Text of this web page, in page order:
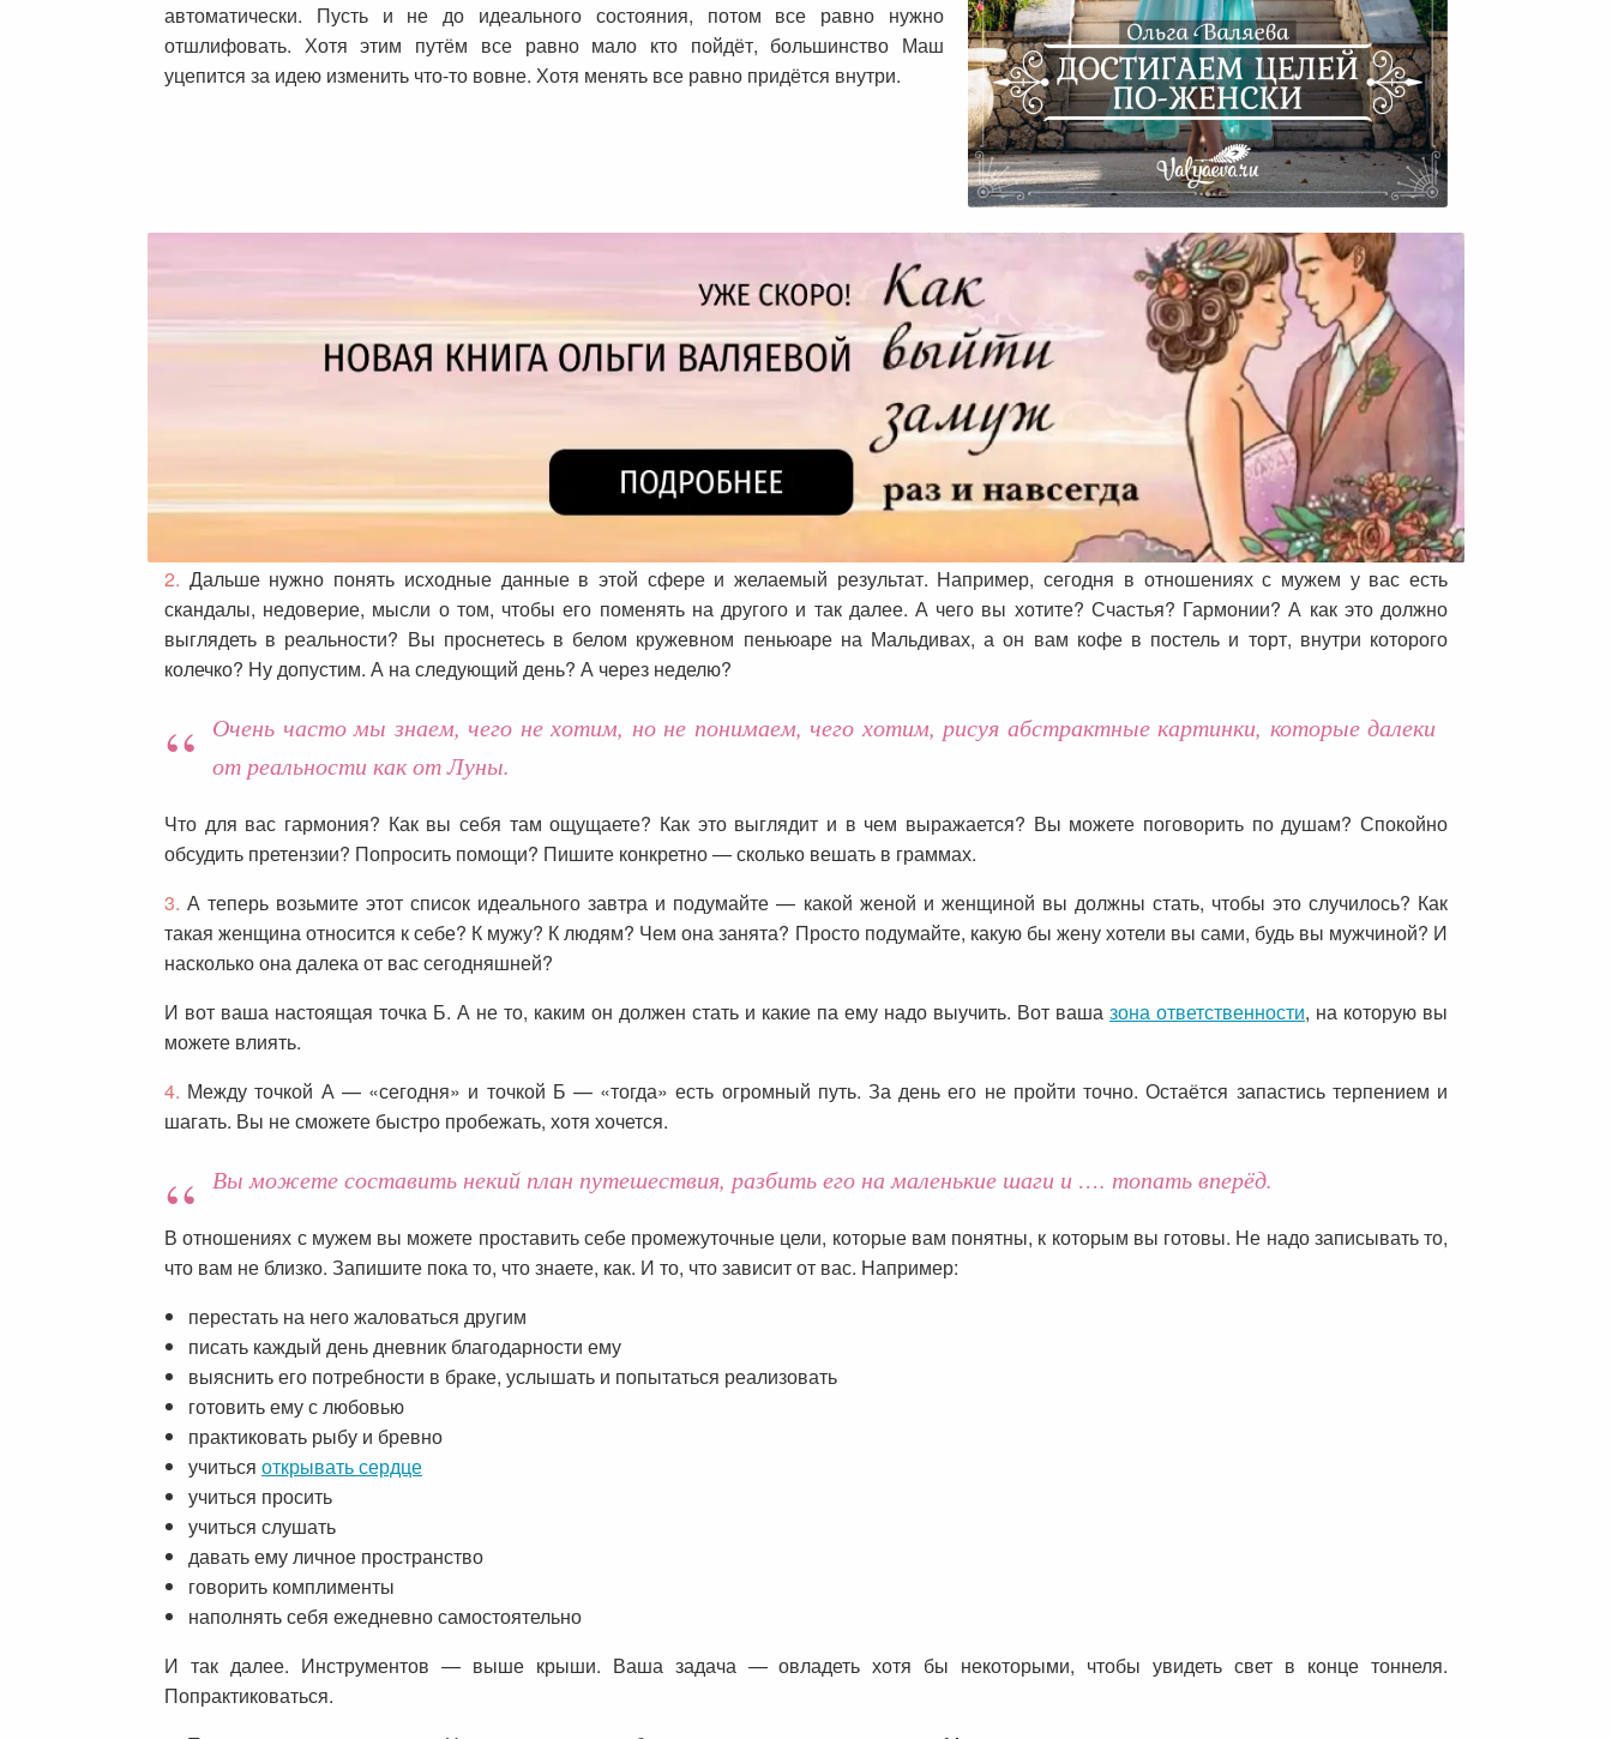
автоматически. Пусть и не до идеального состояния, потом все равно нужно
отшлифовать. Хотя этим путём все равно мало кто пойдёт, большинство Маш
уцепится за идею изменить что-то вовне. Хотя менять все равно придётся внутри.
2. Дальше нужно понять исходные данные в этой сфере и желаемый результат. Например, сегодня в отношениях с мужем у вас есть
скандалы, недоверие, мысли о том, чтобы его поменять на другого и так далее. А чего вы хотите? Счастья? Гармонии? А как это должно
выглядеть в реальности? Вы проснетесь в белом кружевном пеньюаре на Мальдивах, а он вам кофе в постель и торт, внутри которого
колечко? Ну допустим. А на следующий день? А через неделю?
Очень часто мы знаем, чего не хотим, но не понимаем, чего хотим, рисуя абстрактные картинки, которые далеки
от реальности как от Луны.
Что для вас гармония? Как вы себя там ощущаете? Как это выглядит и в чем выражается? Вы можете поговорить по душам? Спокойно
обсудить претензии? Попросить помощи? Пишите конкретно — сколько вешать в граммах.
3. А теперь возьмите этот список идеального завтра и подумайте — какой женой и женщиной вы должны стать, чтобы это случилось? Как
такая женщина относится к себе? К мужу? К людям? Чем она занята? Просто подумайте, какую бы жену хотели вы сами, будь вы мужчиной? И
насколько она далека от вас сегодняшней?
И вот ваша настоящая точка Б. А не то, каким он должен стать и какие па ему надо выучить. Вот ваша зона ответственности, на которую вы
можете влиять.
4. Между точкой А — «сегодня» и точкой Б — «тогда» есть огромный путь. За день его не пройти точно. Остаётся запастись терпением и
шагать. Вы не сможете быстро пробежать, хотя хочется.
Вы можете составить некий план путешествия, разбить его на маленькие шаги и …. топать вперёд.
В отношениях с мужем вы можете проставить себе промежуточные цели, которые вам понятны, к которым вы готовы. Не надо записывать то,
что вам не близко. Запишите пока то, что знаете, как. И то, что зависит от вас. Например:
перестать на него жаловаться другим
писать каждый день дневник благодарности ему
выяснить его потребности в браке, услышать и попытаться реализовать
готовить ему с любовью
практиковать рыбу и бревно
учиться открывать сердце
учиться просить
учиться слушать
давать ему личное пространство
говорить комплименты
наполнять себя ежедневно самостоятельно
И так далее. Инструментов — выше крыши. Ваша задача — овладеть хотя бы некоторыми, чтобы увидеть свет в конце тоннеля.
Попрактиковаться.